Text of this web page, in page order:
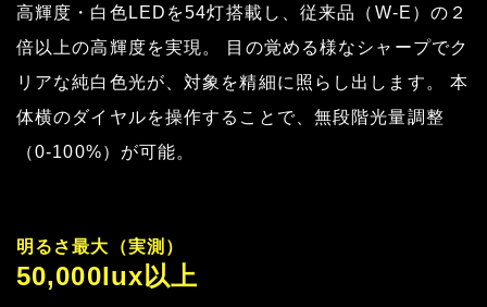
高輝度・白色LEDを54灯搭載し、従来品（W-E）の２
倍以上の高輝度を実現。 目の覚める様なシャープでク
リアな純白色光が、対象を精細に照らし出します。 本
体横のダイヤルを操作することで、無段階光量調整
（0-100%）が可能。
明るさ最大（実測）
50,000lux以上